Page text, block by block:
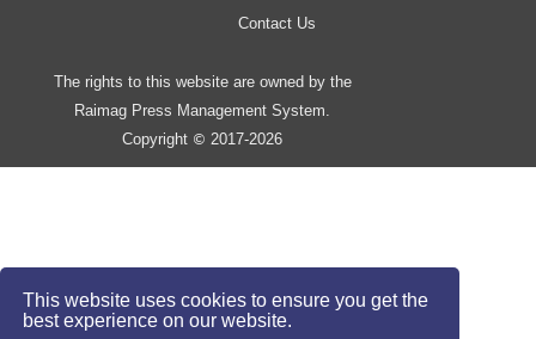
This website uses cookies to ensure you get the
best experience on our website.
Contact Us
The rights to this website are owned by the
Raimag Press Management System.
Copyright © 2017-2026